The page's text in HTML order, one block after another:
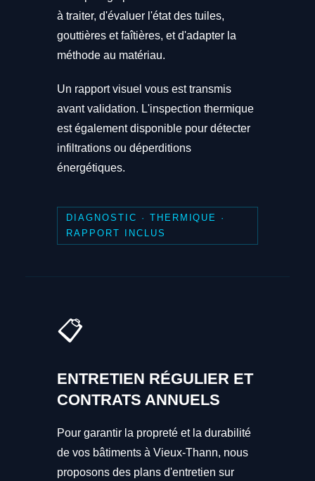
à traiter, d'évaluer l'état des tuiles,
gouttières et faîtières, et d'adapter la
méthode au matériau.
Un rapport visuel vous est transmis
avant validation. L'inspection thermique
est également disponible pour détecter
infiltrations ou déperditions
énergétiques.
DIAGNOSTIC · THERMIQUE ·
RAPPORT INCLUS
📋
ENTRETIEN RÉGULIER ET
CONTRATS ANNUELS
Pour garantir la propreté et la durabilité
de vos bâtiments à Vieux-Thann, nous
proposons des plans d'entretien sur